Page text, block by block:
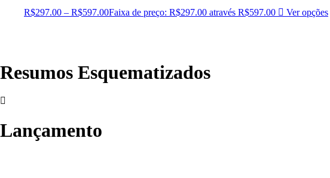
R$297.00 – R$597.00Faixa de preço: R$297.00 através R$597.00 Ver opções
Resumos Esquematizados
Lançamento